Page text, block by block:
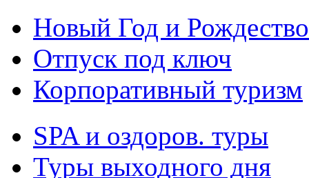
Новый Год и Рождество
Отпуск под ключ
Корпоративный туризм
SPA и оздоров. туры
Туры выходного дня